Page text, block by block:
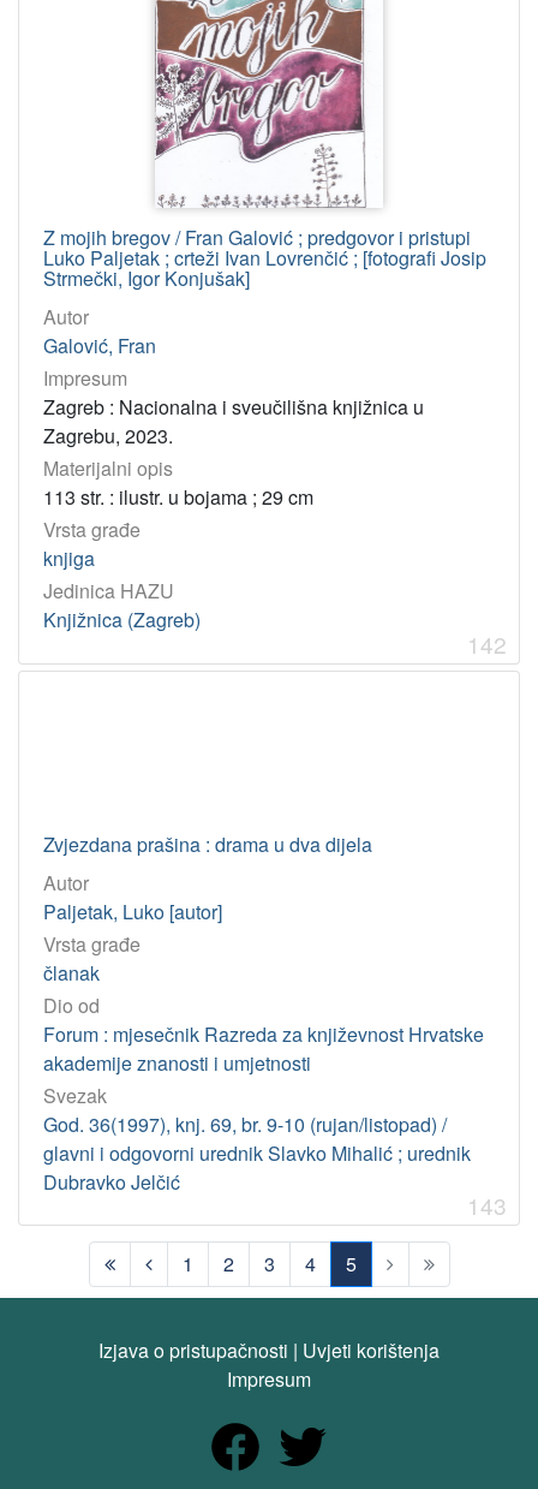
Z mojih bregov / Fran Galović ; predgovor i pristupi
Luko Paljetak ; crteži Ivan Lovrenčić ; [fotografi Josip
Strmečki, Igor Konjušak]
Autor
Galović, Fran
Impresum
Zagreb : Nacionalna i sveučilišna knjižnica u
Zagrebu, 2023.
Materijalni opis
113 str. : ilustr. u bojama ; 29 cm
Vrsta građe
knjiga
Jedinica HAZU
Knjižnica (Zagreb)
142
Zvjezdana prašina : drama u dva dijela
Autor
Paljetak, Luko [autor]
Vrsta građe
članak
Dio od
Forum : mjesečnik Razreda za književnost Hrvatske
akademije znanosti i umjetnosti
Svezak
God. 36(1997), knj. 69, br. 9-10 (rujan/listopad) /
glavni i odgovorni urednik Slavko Mihalić ; urednik
Dubravko Jelčić
143
1 2 3 4
5
(current)
Izjava o pristupačnosti | Uvjeti korištenja
Impresum